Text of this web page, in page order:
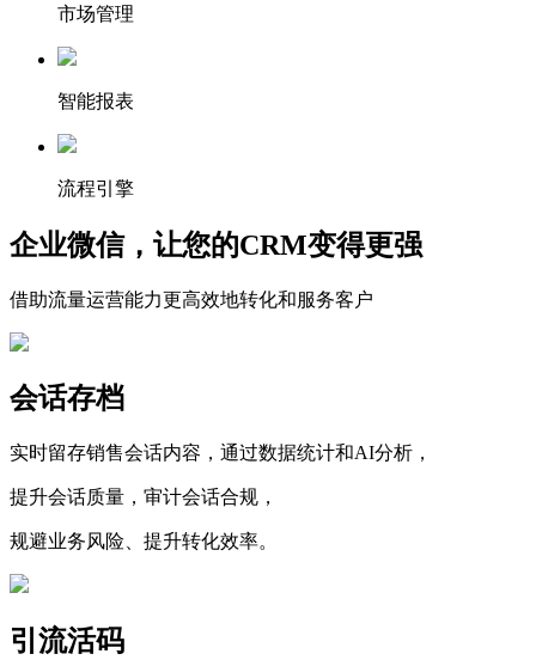
市场管理
智能报表
流程引擎
企业微信，让您的CRM变得更强
借助流量运营能力更高效地转化和服务客户
会话存档
实时留存销售会话内容，通过数据统计和AI分析，
提升会话质量，审计会话合规，
规避业务风险、提升转化效率。
引流活码